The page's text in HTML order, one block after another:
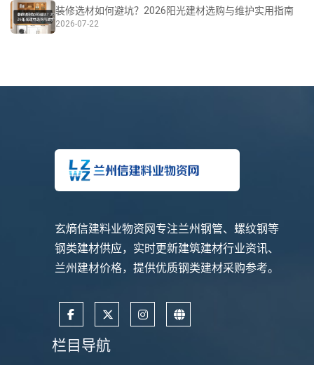
装修选材如何避坑？2026阳光建材选购与维护实用指南
2026-07-22
玄熵信建料业物资网专注兰州钢管、螺纹钢等
钢类建材供应，实时更新建筑建材行业资讯、
兰州建材价格，提供优质钢类建材采购参考。
栏目导航